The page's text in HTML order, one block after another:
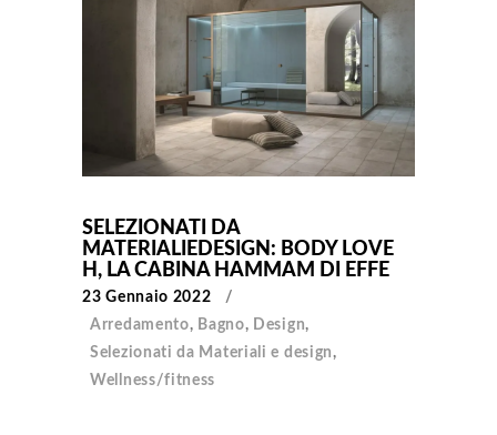
SELEZIONATI DA
MATERIALIEDESIGN: BODY LOVE
H, LA CABINA HAMMAM DI EFFE
23 Gennaio 2022
Arredamento, Bagno, Design,
Selezionati da Materiali e design,
Wellness/fitness